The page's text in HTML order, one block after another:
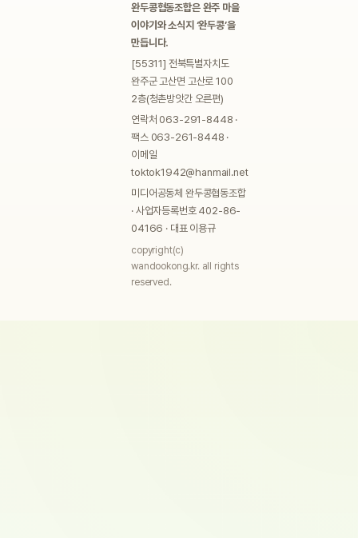
완두콩협동조합은 완주 마을
이야기와 소식지 ‘완두콩’을
만듭니다.
[55311] 전북특별자치도
완주군 고산면 고산로 100
2층(청촌방앗간 오른편)
연락처 063-291-8448 ·
팩스 063-261-8448 ·
이메일
toktok1942@hanmail.net
미디어공동체 완두콩협동조합
· 사업자등록번호 402-86-
04166 · 대표 이용규
copyright(c)
wandookong.kr. all rights
reserved.